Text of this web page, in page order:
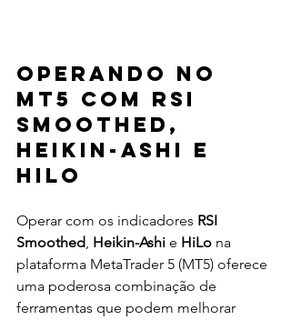
Operando no
MT5 com RSI
Smoothed,
Heikin-Ashi e
HiLo
Operar com os indicadores RSI
Smoothed, Heikin-Ashi e HiLo na
plataforma MetaTrader 5 (MT5) oferece
uma poderosa combinação de
ferramentas que podem melhorar